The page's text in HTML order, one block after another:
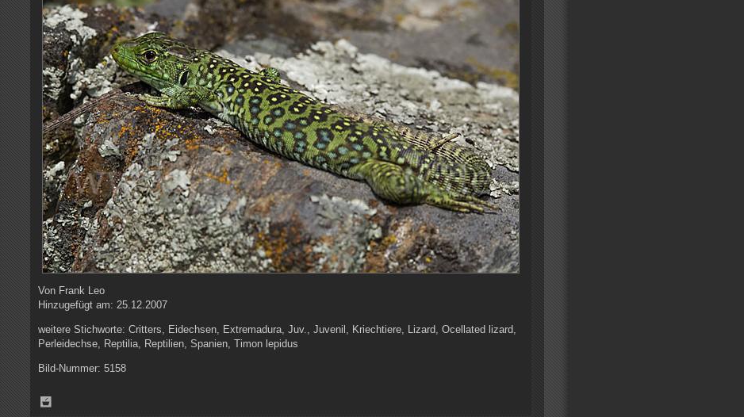
Von Frank Leo
Hinzugefügt am:25.12.2007
weitere Stichworte:Critters, Eidechsen, Extremadura, Juv., Juvenil, Kriechtiere, Lizard, Ocellated lizard,
Perleidechse, Reptilia, Reptilien, Spanien, Timon lepidus
Bild-Nummer:5158